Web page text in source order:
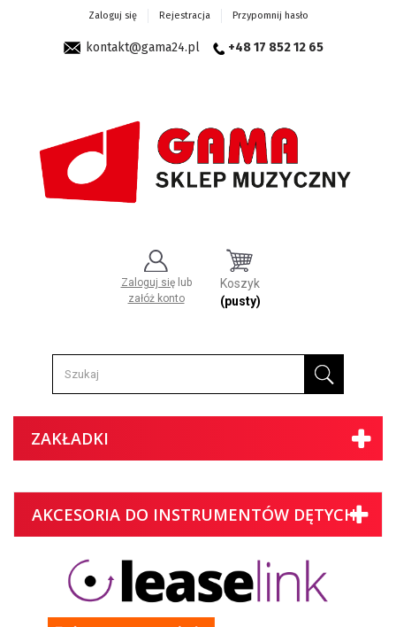
Zaloguj się Rejestracja Przypomnij hasło
kontakt@gama24.pl +48 17 852 12 65
Zaloguj się lub
załóż konto
Koszyk
(pusty)
ZAKŁADKI
AKCESORIA DO INSTRUMENTÓW DĘTYCH